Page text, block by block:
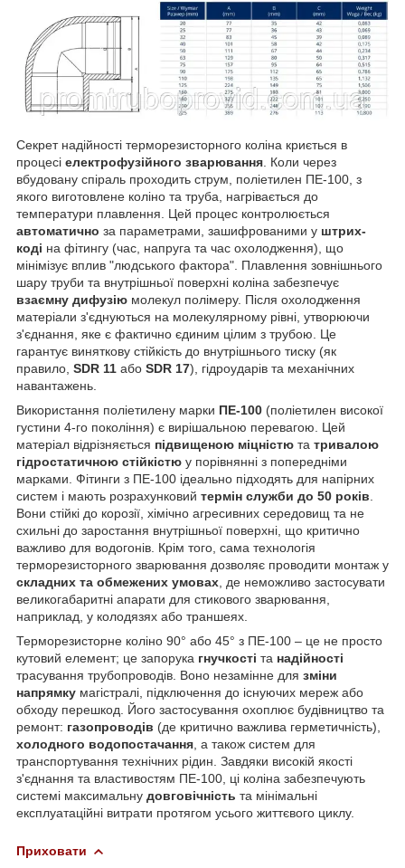
Секрет надійності терморезисторного коліна криється в
процесі електрофузійного зварювання . Коли через
вбудовану спіраль проходить струм, поліетилен ПЕ-100, з
якого виготовлене коліно та труба, нагрівається до
температури плавлення. Цей процес контролюється
автоматично за параметрами, зашифрованими у штрих-
коді на фітингу (час, напруга та час охолодження), що
мінімізує вплив "людського фактора". Плавлення зовнішнього
шару труби та внутрішньої поверхні коліна забезпечує
взаємну дифузію молекул полімеру. Після охолодження
матеріали з'єднуються на молекулярному рівні, утворюючи
з'єднання, яке є фактично єдиним цілим з трубою. Це
гарантує виняткову стійкість до внутрішнього тиску (як
правило, SDR 11 або SDR 17), гідроударів та механічних
навантажень.
Використання поліетилену марки ПЕ-100 (поліетилен високої
густини 4-го покоління) є вирішальною перевагою. Цей
матеріал відрізняється підвищеною міцністю та тривалою
гідростатичною стійкістю у порівнянні з попередніми
марками. Фітинги з ПЕ-100 ідеально підходять для напірних
систем і мають розрахунковий термін служби до 50 років
Вони стійкі до корозії, хімічно агресивних середовищ та не
схильні до заростання внутрішньої поверхні, що критично
важливо для водогонів. Крім того, сама технологія
терморезисторного зварювання дозволяє проводити монтаж у
складних та обмежених умовах , де неможливо застосувати
великогабаритні апарати для стикового зварювання,
наприклад, у колодязях або траншеях.
Терморезисторне коліно 90° або 45° з ПЕ-100 – це не просто
кутовий елемент; це запорука гнучкості та надійності
трасування трубопроводів. Воно незамінне для зміни
напрямку магістралі, підключення до існуючих мереж або
обходу перешкод. Його застосування охоплює будівництво та
ремонт: газопроводів (де критично важлива герметичність),
холодного водопостачання , а також систем для
транспортування технічних рідин. Завдяки високій якості
з'єднання та властивостям ПЕ-100, ці коліна забезпечують
системі максимальну довговічність та мінімальні
експлуатаційні витрати протягом усього життєвого циклу.
Приховати